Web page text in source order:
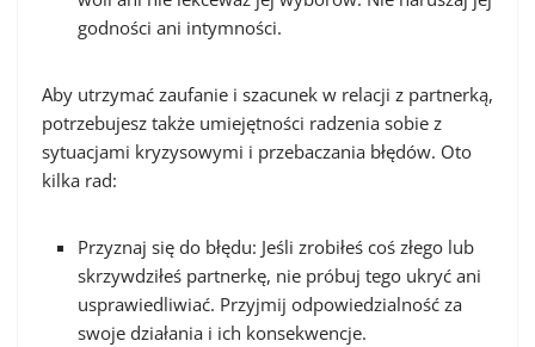
godności ani intymności.
Aby utrzymać zaufanie i szacunek w relacji z partnerką,
potrzebujesz także umiejętności radzenia sobie z
sytuacjami kryzysowymi i przebaczania błędów. Oto
kilka rad:
Przyznaj się do błędu: Jeśli zrobiłeś coś złego lub
skrzywdziłeś partnerkę, nie próbuj tego ukryć ani
usprawiedliwiać. Przyjmij odpowiedzialność za
swoje działania i ich konsekwencje.